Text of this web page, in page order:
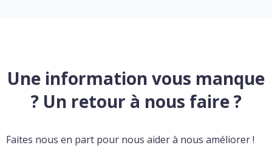
Une information vous manque
? Un retour à nous faire ?
Faites nous en part pour nous aider à nous améliorer !